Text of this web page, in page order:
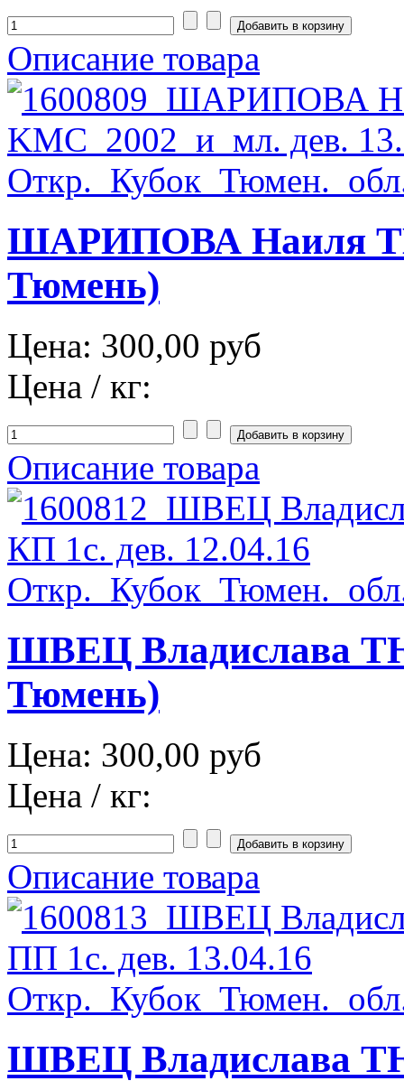
Описание товара
ШАРИПОВА Наиля
Тюмень)
Цена: 300,00 руб
Цена / кг:
Описание товара
ШВЕЦ Владислава
Тюмень)
Цена: 300,00 руб
Цена / кг:
Описание товара
ШВЕЦ Владислава